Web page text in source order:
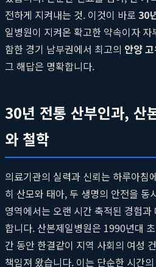
전하게 지켜내는 것. 이것이 바로 30
일병원이 지켜온 확고한 약속이자
함한 경기 남부권에서 최고의 안양
그 해답은 명확합니다.
30년 전통 산부인과, 산
와 철학
의료기관의 실력과 신뢰는 하루아침
히 산모와 태아, 두 생명의 안전을 동
영역에서는 오랜 시간 축적된 경험
합니다. 산본제일병원은 1990년대
간 동안 한결같이 지역 사회의 여성
책임져 왔습니다. 이는 단순한 시간